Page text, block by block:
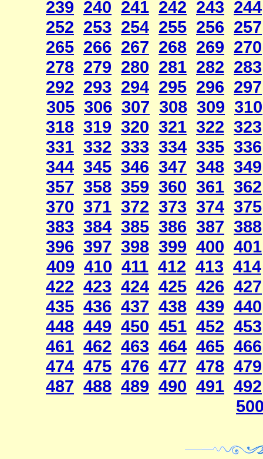
239 240 241 242 243 244
252 253 254 255 256 257
265 266 267 268 269 270
278 279 280 281 282 283
292 293 294 295 296 297
305 306 307 308 309 310
318 319 320 321 322 323
331 332 333 334 335 336
344 345 346 347 348 349
357 358 359 360 361 362
370 371 372 373 374 375
383 384 385 386 387 388
396 397 398 399 400 401
409 410 411 412 413 414
422 423 424 425 426 427
435 436 437 438 439 440
448 449 450 451 452 453
461 462 463 464 465 466
474 475 476 477 478 479
487 488 489 490 491 492